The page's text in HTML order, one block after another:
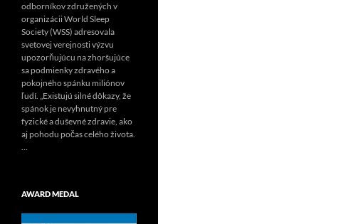
odborníkov združených v
organizácii World Sleep
Society (WSS) adresovala
svetovej verejnosti výzvu
upozorňujúcu na zhoršujúce
sa podmienky zdravého a
pokojného spánku miliónov
ľudí. „Existujú silné dôkazy, že
spánok je nevyhnutný pre
fyzické a duševné zdravie, ako
aj pohodu počas celého života.
…
AWARD MEDAL